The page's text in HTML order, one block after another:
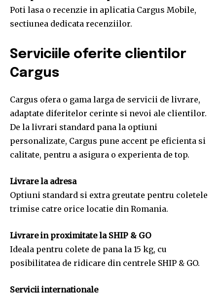
Poti lasa o recenzie in aplicatia Cargus Mobile,
sectiunea dedicata recenziilor.
Serviciile oferite clientilor
Cargus
Cargus ofera o gama larga de servicii de livrare,
adaptate diferitelor cerinte si nevoi ale clientilor.
De la livrari standard pana la optiuni
personalizate, Cargus pune accent pe eficienta si
calitate, pentru a asigura o experienta de top.
Livrare la adresa
Optiuni standard si extra greutate pentru coletele
trimise catre orice locatie din Romania.
Livrare in proximitate la SHIP & GO
Ideala pentru colete de pana la 15 kg, cu
posibilitatea de ridicare din centrele SHIP & GO.
Servicii internationale